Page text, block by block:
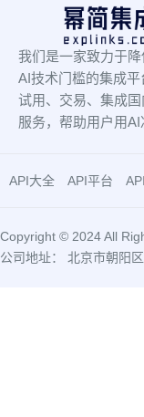
我们是一家致力于
AI技术门槛的集成平
试用、交易、集成
服务，帮助用户用AI
API大全 API平台
Copyright © 2024 All
公司地址： 北京市朝阳